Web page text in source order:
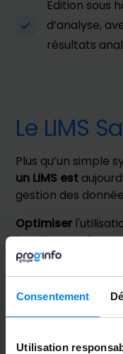
Consentement
Utilisation
Edition sous
d’analyse,
résultats
Le LIMS
Plus qu’un simple
un LIMS est
gestion des
Optimiser
les charges de
Standardiser
les
laboratoire,
prélèvement,
données.